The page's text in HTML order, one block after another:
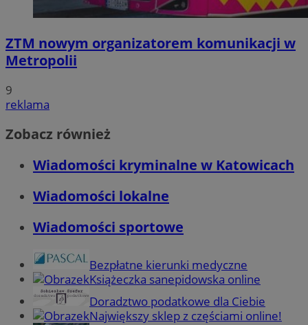
ZTM nowym organizatorem komunikacji w
Metropolii
9
reklama
Zobacz również
Wiadomości kryminalne w Katowicach
Wiadomości lokalne
Wiadomości sportowe
Bezpłatne kierunki medyczne
Książeczka sanepidowska online
Doradztwo podatkowe dla Ciebie
Największy sklep z częściami online!